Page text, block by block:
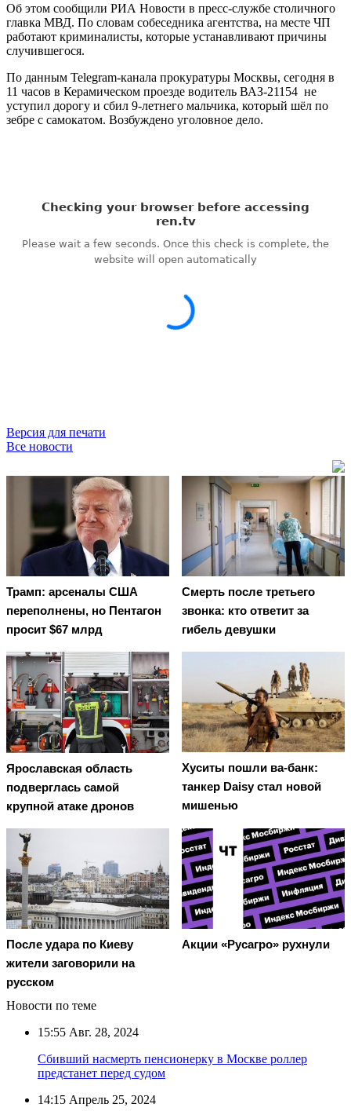
Об этом сообщили РИА Новости в пресс-службе столичного
главка МВД. По словам собеседника агентства, на месте ЧП
работают криминалисты, которые устанавливают причины
случившегося.
По данным Telegram-канала прокуратуры Москвы, сегодня в
11 часов в Керамическом проезде водитель ВАЗ-21154 не
уступил дорогу и сбил 9-летнего мальчика, который шёл по
зебре с самокатом. Возбуждено уголовное дело.
Версия для печати
Все новости
Трамп: арсеналы США
переполнены, но Пентагон
просит $67 млрд
Смерть после третьего
звонка: кто ответит за
гибель девушки
Ярославская область
подверглась самой
крупной атаке дронов
Хуситы пошли ва-банк:
танкер Daisy стал новой
мишенью
После удара по Киеву
жители заговорили на
русском
Акции «Русагро» рухнули
Новости по теме
15:55 Авг. 28, 2024
Сбивший насмерть пенсионерку в Москве роллер
предстанет перед судом
14:15 Апрель 25, 2024